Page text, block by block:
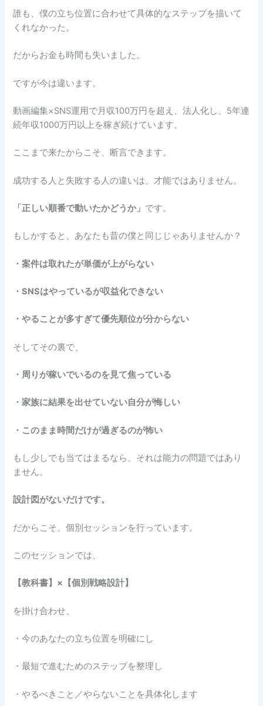
誰も、僕の立ち位置に合わせて具体的なステップを描いて
くれなかった。
だからお金も時間も失いました。
ですが今は違います。
動画編集×SNS運用で月収100万円を超え、法人化し、5年連
続年収1000万円以上を稼ぎ続けています。
ここまで来たからこそ、断言できます。
成功する人と失敗する人の違いは、才能ではありません。
「正しい順番で動いたかどうか」 です。
もしかすると、あなたも昔の僕と同じじゃありませんか？
・案件は取れたが単価が上がらない
・SNSはやっているが収益化できない
・やることが多すぎて優先順位が分からない
そしてその裏で、
・周りが稼いでいるのを見て焦っている
・家族に結果を出せていない自分が悔しい
・このまま時間だけが過ぎるのが怖い
もし少しでも当てはまるなら、それは能力の問題ではあり
ません。
設計図がないだけです。
だからこそ、個別セッションを行っています。
このセッションでは、
【教科書】×【個別戦略設計】
を掛け合わせ、
・今のあなたの立ち位置を明確にし
・最短で進むためのステップを整理し
・やるべきこと／やらないことを具体化します